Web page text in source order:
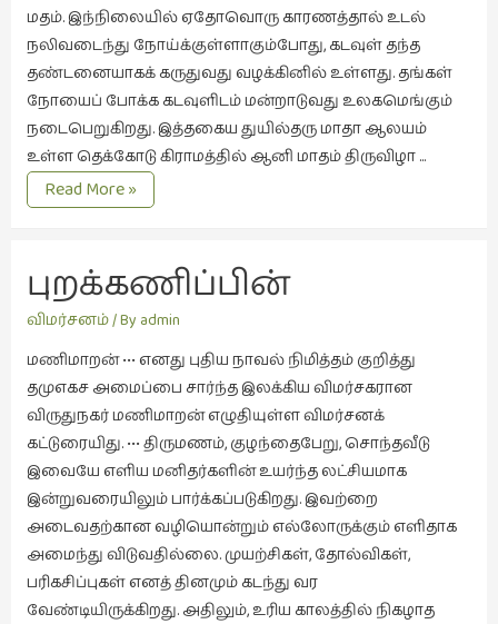
சிறிய
உண்மைகள்
சிறுகதை
(138)
சினிமா
(566)
பார்வைகள்
தனிமை
கொண்டவர்கள்
திரை
எழுத்து
நாடகம்
நாவல்கள்
மதம். இந்நிலையில் ஏதோவொரு காரணத்தால் உடல்
நலிவடைந்து நோய்க்குள்ளாகும்போது, கடவுள் தந்த
தண்டனையாகக் கருதுவது வழக்கினில் உள்ளது. தங்கள்
நோயைப் போக்க கடவுளிடம் மன்றாடுவது உலகமெங்கும்
நடைபெறுகிறது. இத்தகைய துயில்தரு மாதா ஆலயம்
உள்ள தெக்கோடு கிராமத்தில் ஆனி மாதம் திருவிழா …
நோய்மையை
விசாரிக்கும்
Read More »
புறக்கணிப்பின்
வலிகளும் உதிரும்
ஞாபகங்களும்
விமர்சனம்/ By admin
மணிமாறன் ••• எனது புதிய நாவல் நிமித்தம் குறித்து
தமுஎகச அமைப்பை சார்ந்த இலக்கிய விமர்சகரான
விருதுநகர் மணிமாறன் எழுதியுள்ள விமர்சனக்
கட்டுரையிது. ••• திருமணம், குழந்தைபேறு, சொந்தவீடு
இவையே எளிய மனிதர்களின் உயர்ந்த லட்சியமாக
இன்றுவரையிலும் பார்க்கப்படுகிறது. இவற்றை
அடைவதற்கான வழியொன்றும் எல்லோருக்கும் எளிதாக
அமைந்து விடுவதில்லை. முயற்சிகள், தோல்விகள்,
பரிகசிப்புகள் எனத் தினமும் கடந்து வர
வேண்டியிருக்கிறது. அதிலும், உரிய காலத்தில் நிகழாத